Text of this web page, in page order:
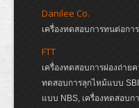
Danilee Co.
เครื่องทดสอบการทนต่อกา
FTT
เครื่องทดสอบการผ่องถ่าย
ทดสอบการลุกไหม้แบบ
แบบ NBS, เครื่องทดสอบก